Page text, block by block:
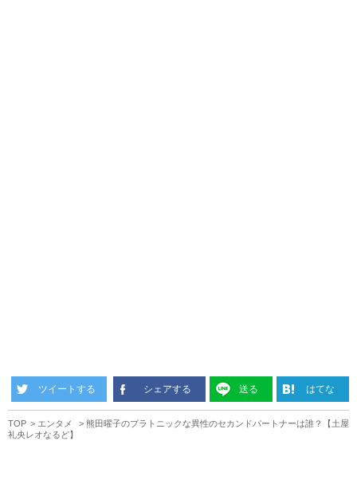
ツイートする シェアする 送る はてな
TOP エンタメ
熊田曜子のプラトニックな異性のセカンドパートナーは誰？【土屋
礼央レオなるど】